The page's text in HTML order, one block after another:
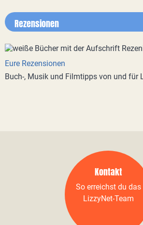
Rezensionen
Eure Rezensionen
Buch-, Musik und Filmtipps von und für
Kontakt
So erreichst du das
LizzyNet-Team